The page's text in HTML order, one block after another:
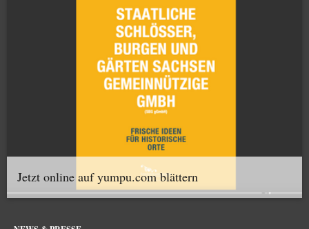
Jetzt online auf yumpu.com blättern